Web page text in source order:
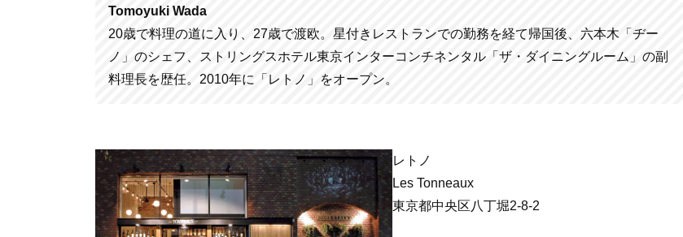
Tomoyuki Wada
20歳で料理の道に入り、27歳で渡欧。星付きレストランでの勤務を経て帰国後、六本木「ヂー
ノ」のシェフ、ストリングスホテル東京インターコンチネンタル「ザ・ダイニングルーム」の副
料理長を歴任。2010年に「レトノ」をオープン。
レトノ
Les Tonneaux
東京都中央区八丁堀2-8-2